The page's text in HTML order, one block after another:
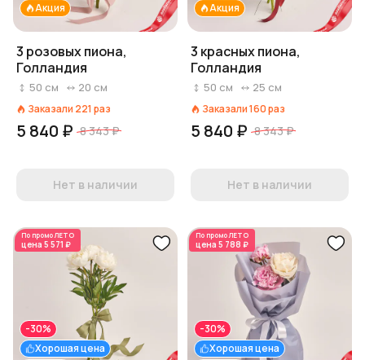
Акция
3 розовых пиона,
Голландия
50 см 20 см
Заказали 221 раз
5 840 ₽ 8 343 ₽
Нет в наличии
Акция
3 красных пиона,
Голландия
50 см 25 см
Заказали160раз
5 840 ₽ 8 343 ₽
Нет в наличии
По промоЛЕТО
цена 5 571 ₽
Хорошая цена
-30%
По промоЛЕТО
цена 5 788 ₽
Хорошая цена
-30%